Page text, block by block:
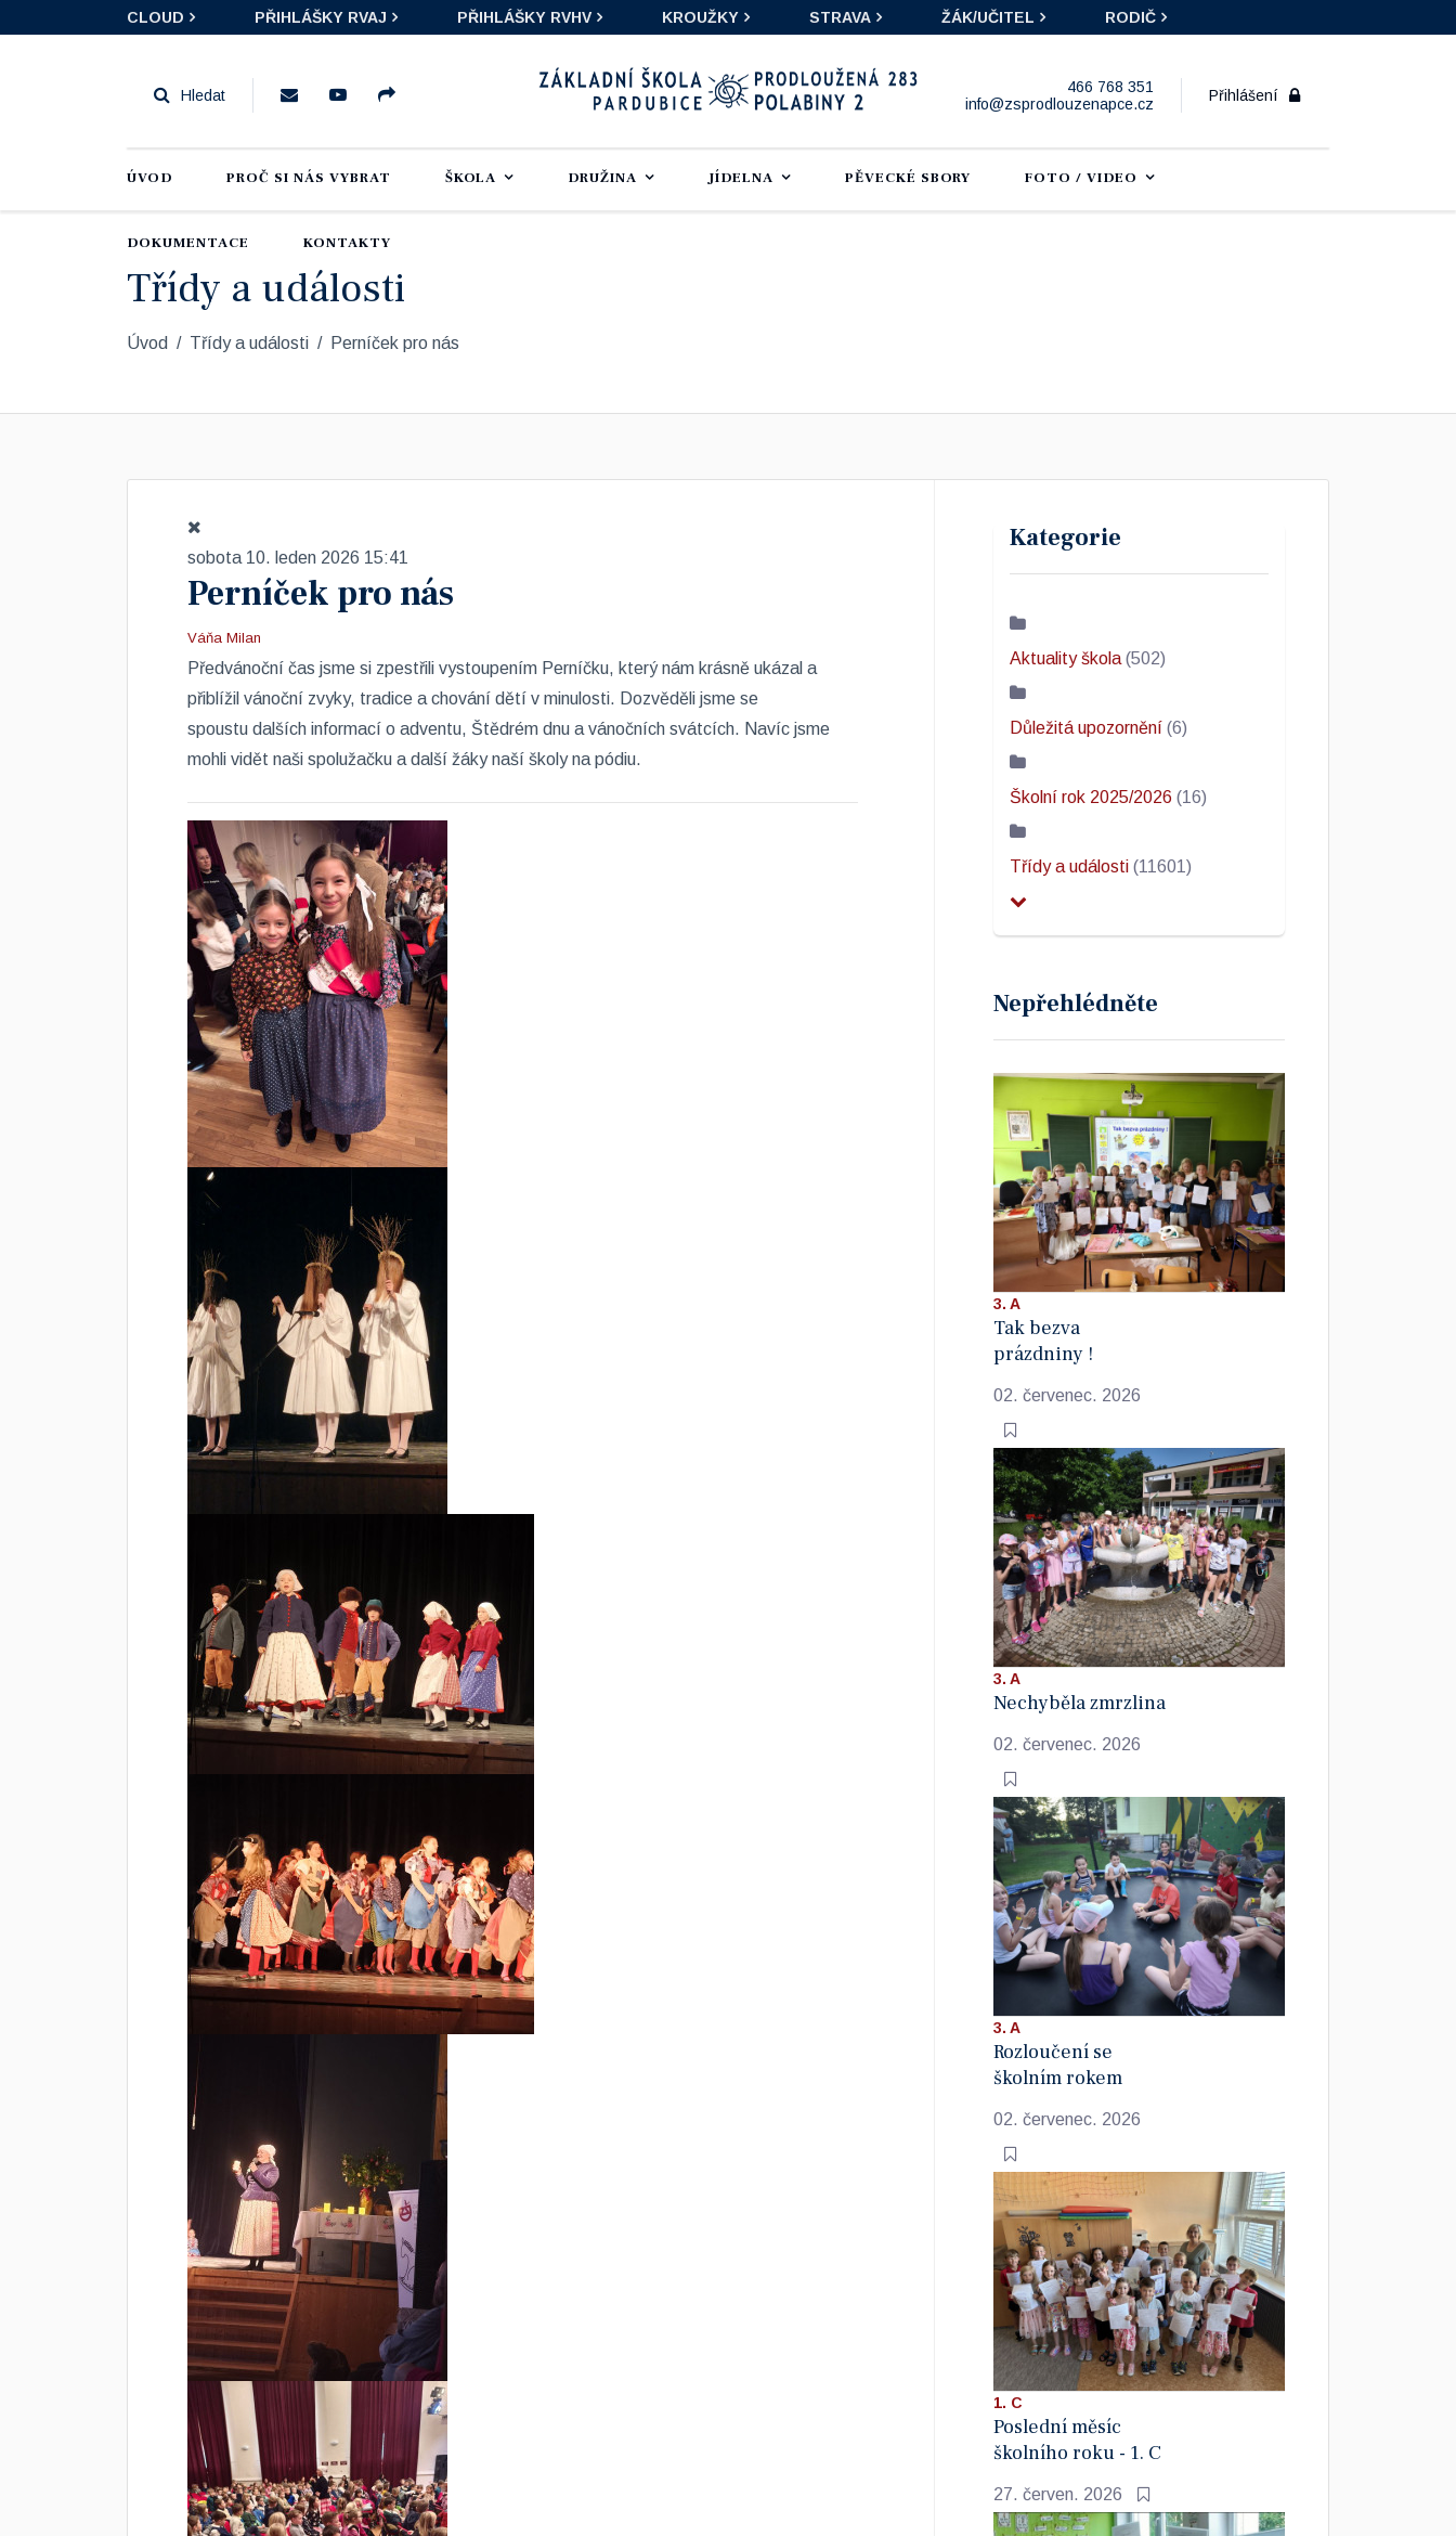
CLOUD PŘIHLÁŠKY RVAJ PŘIHLÁŠKY RVHV KROUŽKY STRAVA ŽÁK/UČITEL RODIČ
Přihlášení
466 768 351
info@zsprodlouzenapce.cz
ÚVOD PROČ SI NÁS VYBRAT ŠKOLA DRUŽINA JÍDELNA PĚVECKÉ SBORY FOTO / VIDEO
DOKUMENTACE KONTAKTY
Třídy a události
Úvod Třídy a události Perníček pro nás
sobota 10. leden 2026 15:41
Perníček pro nás
Váňa Milan
​Předvánoční čas jsme si zpestřili vystoupením Perníčku, který nám krásně ukázal a
přiblížil vánoční zvyky, tradice a chování dětí v minulosti. Dozvěděli jsme se
spoustu dalších informací o adventu, Štědrém dnu a vánočních svátcích. Navíc jsme
mohli vidět naši spolužačku a další žáky naší školy na pódiu.
Kategorie
Aktuality škola (502)
Důležitá upozornění (6)
Školní rok 2025/2026 (16)
Třídy a události (11601)
Nepřehlédněte
3. A
Tak bezva
prázdniny !
02. červenec. 2026
3. A
Nechyběla zmrzlina
02. červenec. 2026
3. A
Rozloučení se
školním rokem
02. červenec. 2026
1. C
Poslední měsíc
školního roku - 1. C
27. červen. 2026